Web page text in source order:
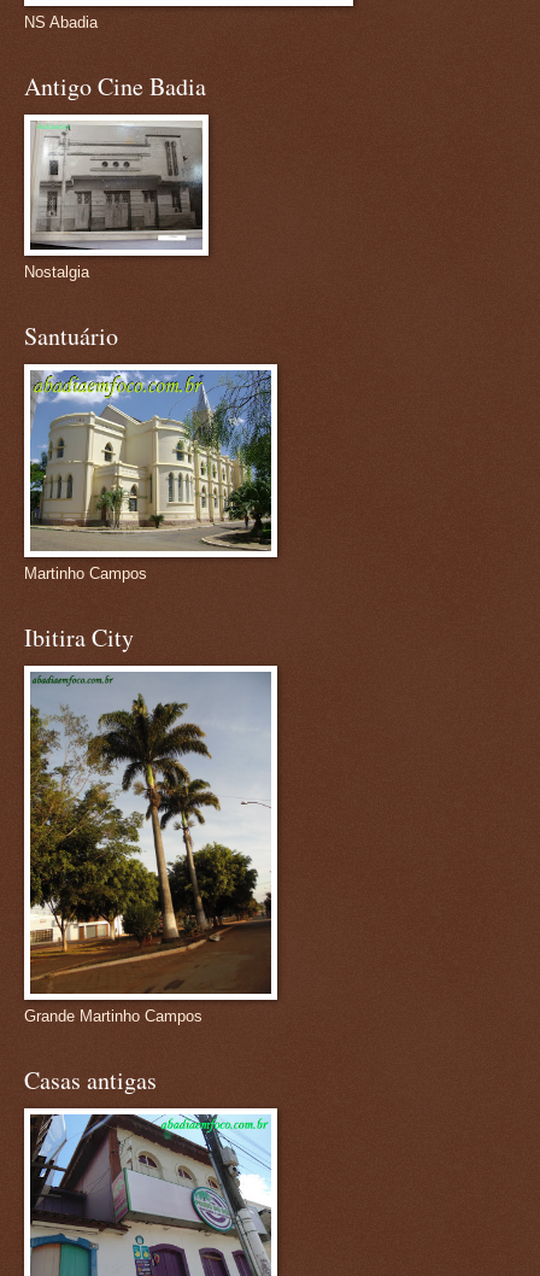
NS Abadia
Antigo Cine Badia
Nostalgia
Santuário
Martinho Campos
Ibitira City
Grande Martinho Campos
Casas antigas